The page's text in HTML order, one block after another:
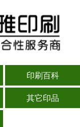
印刷百科
其它印品